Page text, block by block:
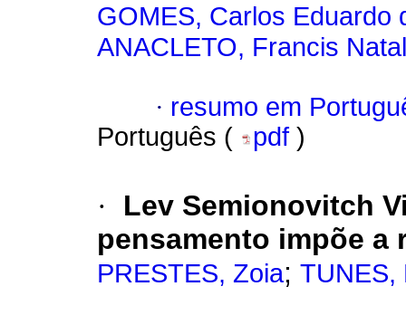
GOMES, Carlos Eduardo
ANACLETO, Francis
· resumo em
Português (
pdf )
·
Lev Semionovitch
pensamento impõe a
PRESTES, Zoia; TUNES,